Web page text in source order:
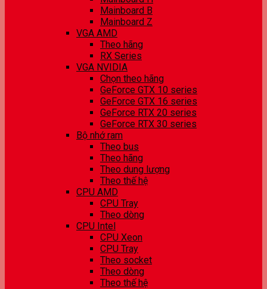
Mainboard B
Mainboard Z
VGA AMD
Theo hãng
RX Series
VGA NVIDIA
Chọn theo hãng
GeForce GTX 10 series
GeForce GTX 16 series
GeForce RTX 20 series
GeForce RTX 30 series
Bộ nhớ ram
Theo bus
Theo hãng
Theo dung lượng
Theo thế hệ
CPU AMD
CPU Tray
Theo dòng
CPU Intel
CPU Xeon
CPU Tray
Theo socket
Theo dòng
Theo thế hệ